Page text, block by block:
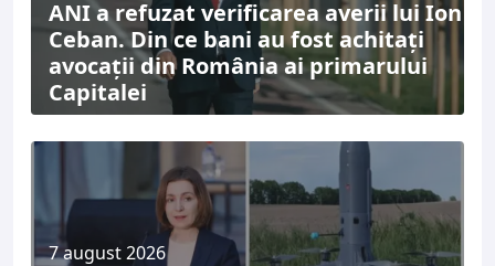
ANI a refuzat verificarea averii lui Ion
Ceban. Din ce bani au fost achitați
avocații din România ai primarului
Capitalei
7 august 2026